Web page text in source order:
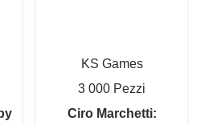
KS Games
3 000 Pezzi
Ciro Marchetti: